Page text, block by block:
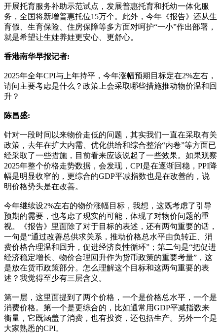
开展托育服务补助示范试点，发展普惠托育和托幼一体化服
务，全国将新增普惠托位15万个。此外，今年《报告》还从生
育假、生育保险、住房保障等多方面对呵护“一小”作出部署，
就是希望让生娃养娃更安心、更舒心。
香港南华早报记者:
2025年全年CPI与上年持平，今年涨幅预期目标定在2%左右，
请问主要考虑是什么？政策上会采取哪些措施推动物价温和回
升？
陈昌盛:
针对一段时间以来物价走低的问题，其实我们一直在采取有关
政策，去年在扩大内需、优化供给和综合整治“内卷”等方面已
经采取了一些措施，目前看来应该说起了一些效果。如果观察
2025年整个价格走势数据，会发现，CPI是在逐渐回稳，PPI降
幅是明显收窄的，更综合的GDP平减指数也是在改善的，说
明价格势头是在改善。
今年继续设2%左右的物价涨幅目标，我想，这既考虑了引导
预期的需要，也考虑了现实的可能，体现了对物价问题的重
视。《报告》里面除了对于目标的表述，还有两句重要的话，
一句是“通过改善总供求关系，推动价格总水平由负转正、消
费价格合理温和回升，促进经济良性循环”；第二句是“把促进
经济稳定增长、物价合理回升作为货币政策的重要考量”，这
是放在货币政策部分。怎么理解这个目标和这两句重要的表
述？我觉得至少有三层含义。
第一层，这里面提到了两个价格，一个是价格总水平，一个是
消费价格。第一个是更综合的，比如通常用GDP平减指数来
衡量，它既涵盖了消费，也有投资，还包括生产。另外一个是
大家熟悉的CPI。